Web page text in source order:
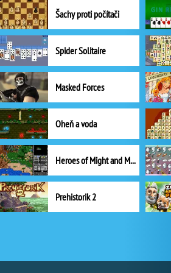
Šachy proti počítači
Spider Solitaire
Masked Forces
Oheň a voda
Heroes of Might and Magic II
Prehistorik 2